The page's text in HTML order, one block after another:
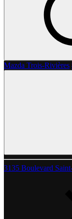
Mazda Trois-Rivières
3135 Boulevard